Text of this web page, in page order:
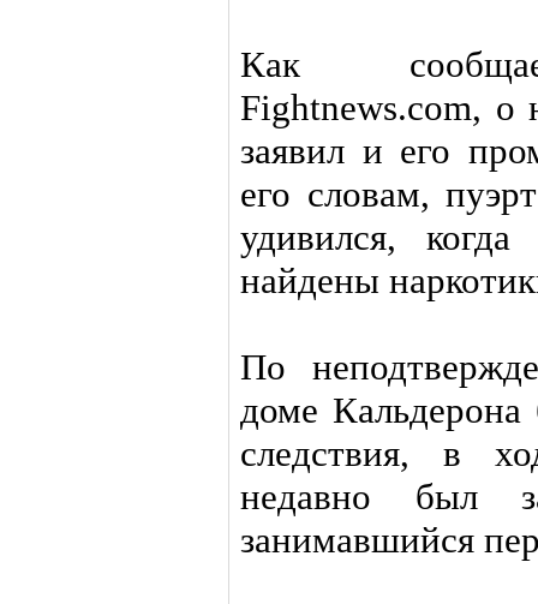
Как
Fightnews.com, о
заявил и его
его словам,
удивился,
найдены
По
доме
следствия, в
недавно был
занимавшийся